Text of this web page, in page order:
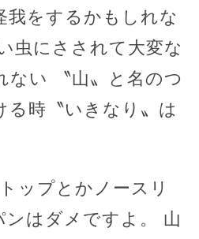
我をするかもしれな
虫にさされて大変な
ない 〝山〟と名のつ
る時〝いきなり〟は
ップとかノースリ
ンはダメですよ。 山